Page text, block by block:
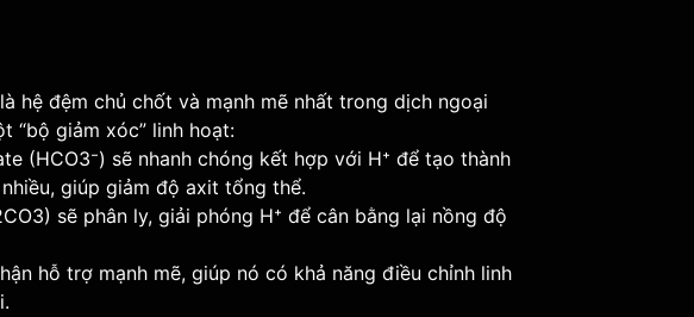
hệ đệm chủ chốt và mạnh mẽ nhất trong dịch ngoại
“bộ giảm xóc” linh hoạt:
(HCO3⁻) sẽ nhanh chóng kết hợp với H⁺ để tạo thành
giúp giảm độ axit tổng thể.
sẽ phân ly, giải phóng H⁺ để cân bằng lại nồng độ
hỗ trợ mạnh mẽ, giúp nó có khả năng điều chỉnh linh